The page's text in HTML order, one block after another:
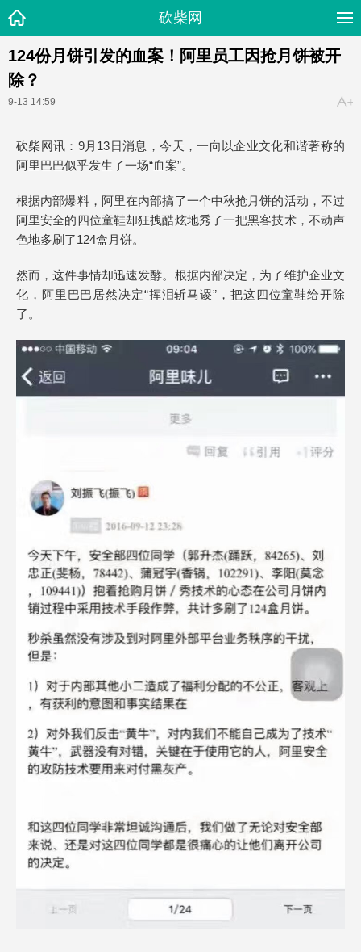
砍柴网
124份月饼引发的血案！阿里员工因抢月饼被开
除？
9-13 14:59
砍柴网讯：9月13日消息，今天，一向以企业文化和谐著称的
阿里巴巴似乎发生了一场“血案”。
根据内部爆料，阿里在内部搞了一个中秋抢月饼的活动，不过
阿里安全的四位童鞋却狂拽酷炫地秀了一把黑客技术，不动声
色地多刷了124盒月饼。
然而，这件事情却迅速发酵。根据内部决定，为了维护企业文
化，阿里巴巴居然决定“挥泪斩马谡”，把这四位童鞋给开除
了。